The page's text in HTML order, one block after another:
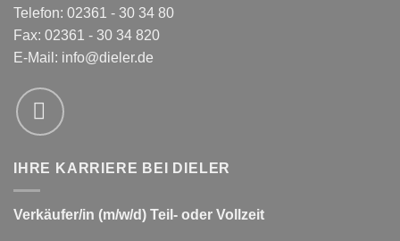
Telefon: 02361 - 30 34 80
Fax: 02361 - 30 34 820
E-Mail: info@dieler.de
IHRE KARRIERE BEI DIELER
Verkäufer/in (m/w/d) Teil- oder Vollzeit